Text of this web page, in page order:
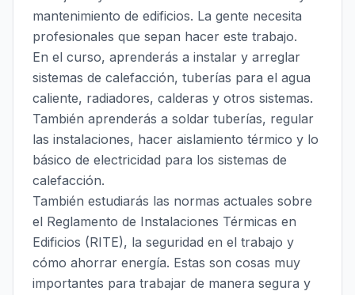
mantenimiento de edificios. La gente necesita
profesionales que sepan hacer este trabajo.
En el curso, aprenderás a instalar y arreglar
sistemas de calefacción, tuberías para el agua
caliente, radiadores, calderas y otros sistemas.
También aprenderás a soldar tuberías, regular
las instalaciones, hacer aislamiento térmico y lo
básico de electricidad para los sistemas de
calefacción.
También estudiarás las normas actuales sobre
el Reglamento de Instalaciones Térmicas en
Edificios (RITE), la seguridad en el trabajo y
cómo ahorrar energía. Estas son cosas muy
importantes para trabajar de manera segura y